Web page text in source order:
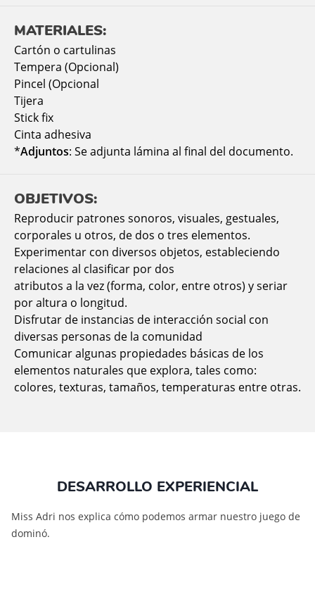
MATERIALES:
Cartón o cartulinas
Tempera (Opcional)
Pincel (Opcional
Tijera
Stick fix
Cinta adhesiva
*Adjuntos: Se adjunta lámina al final del documento.
OBJETIVOS:
Reproducir patrones sonoros, visuales, gestuales,
corporales u otros, de dos o tres elementos.
Experimentar con diversos objetos, estableciendo
relaciones al clasificar por dos
atributos a la vez (forma, color, entre otros) y seriar
por altura o longitud.
Disfrutar de instancias de interacción social con
diversas personas de la comunidad
Comunicar algunas propiedades básicas de los
elementos naturales que explora, tales como:
colores, texturas, tamaños, temperaturas entre otras.
DESARROLLO EXPERIENCIAL
Miss Adri nos explica cómo podemos armar nuestro juego de
dominó.